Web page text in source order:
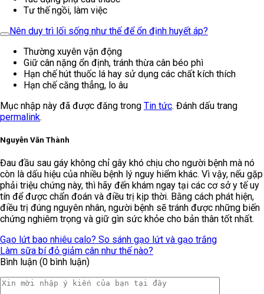
Tư thế ngồi, làm việc
Nên duy trì lối sống như thế để ổn định huyết áp?
Thường xuyên vận động
Giữ cân nặng ổn định, tránh thừa cân béo phì
Hạn chế hút thuốc lá hay sử dụng các chất kích thích
Hạn chế căng thẳng, lo âu
Mục nhập này đã được đăng trong Tin tức. Đánh dấu trang
permalink.
Nguyễn Văn Thành
Đau đầu sau gáy không chỉ gây khó chịu cho người bệnh mà nó
còn là dấu hiệu của nhiều bệnh lý nguy hiểm khác. Vì vậy, nếu gặp
phải triệu chứng này, thì hãy đến khám ngay tại các cơ sở y tế uy
tín để được chẩn đoán và điều trị kịp thời. Bằng cách phát hiện,
điều trị đúng nguyên nhân, người bệnh sẽ tránh được những biến
chứng nghiêm trọng và giữ gìn sức khỏe cho bản thân tốt nhất.
Gạo lứt bao nhiêu calo? So sánh gạo lứt và gạo trắng
Làm sữa bí đỏ giảm cân như thế nào?
Bình luận (0 bình luận)